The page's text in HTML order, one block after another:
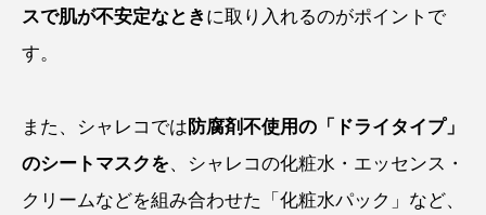
スで肌が不安定なとき に取り入れるのがポイントで
す。
また、シャレコでは 防腐剤不使用の「ドライタイプ」
のシートマスクを、シャレコの化粧水・エッセンス・
クリームなどを組み合わせた「化粧水パック」など、